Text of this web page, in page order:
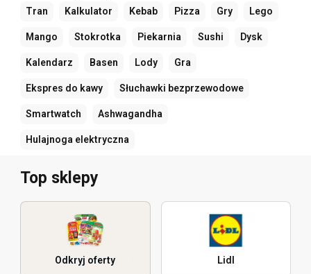
Tran Kalkulator Kebab Pizza Gry Lego
Mango Stokrotka Piekarnia Sushi Dysk
Kalendarz Basen Lody Gra
Ekspres do kawy Słuchawki bezprzewodowe
Smartwatch Ashwagandha
Hulajnoga elektryczna
Top sklepy
Odkryj oferty Lidl